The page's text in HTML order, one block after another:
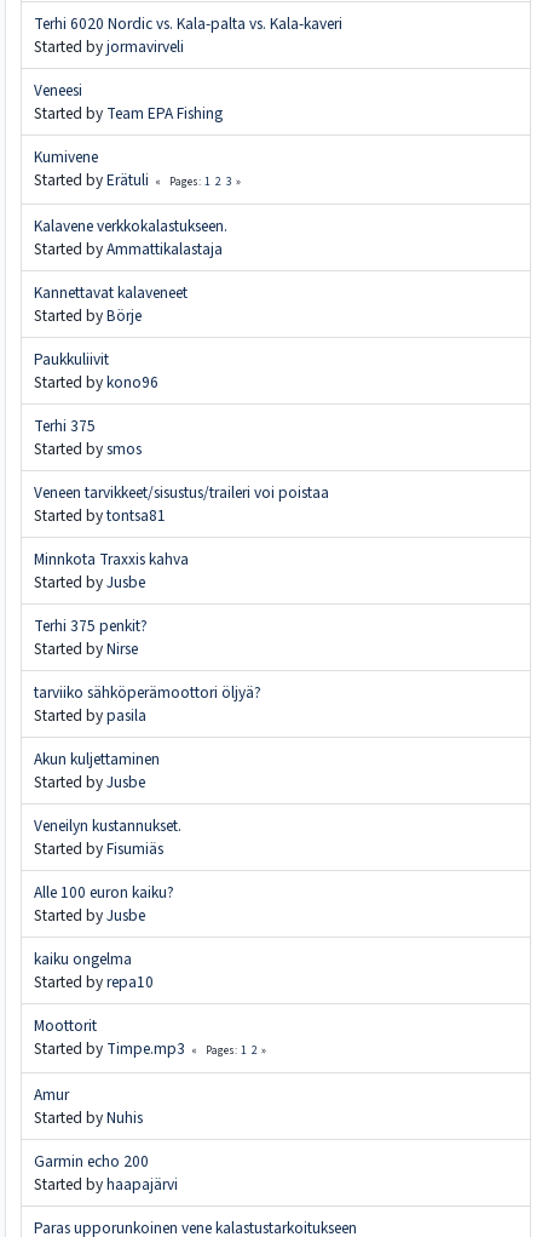
Terhi 6020 Nordic vs. Kala-palta vs. Kala-kaveri
Started byjormavirveli
Veneesi
Started by Team EPA Fishing
Kumivene
Started byErätuli Pages 1 2 3
Kalavene verkkokalastukseen.
Started byAmmattikalastaja
Kannettavat kalaveneet
Started byBörje
Paukkuliivit
Started bykono96
Terhi 375
Started bysmos
Veneen tarvikkeet/sisustus/traileri voi poistaa
Started bytontsa81
Minnkota Traxxis kahva
Started byJusbe
Terhi 375 penkit?
Started byNirse
tarviiko sähköperämoottori öljyä?
Started bypasila
Akun kuljettaminen
Started byJusbe
Veneilyn kustannukset.
Started byFisumiäs
Alle 100 euron kaiku?
Started byJusbe
kaiku ongelma
Started byrepa10
Moottorit
Started by Timpe.mp3 Pages 1 2
Amur
Started byNuhis
Garmin echo 200
Started byhaapajärvi
Paras upporunkoinen vene kalastustarkoitukseen